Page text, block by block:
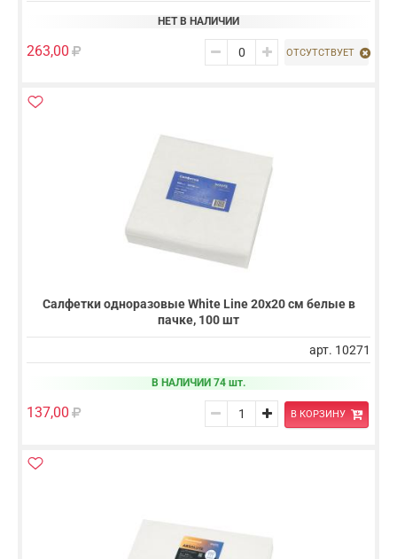
НЕТ В НАЛИЧИИ
263,00 ОТСУТСТВУЕТ
Салфетки одноразовые White Line 20х20 см белые в
пачке, 100 шт
арт. 10271
В НАЛИЧИИ 74 шт.
137,00 В КОРЗИНУ